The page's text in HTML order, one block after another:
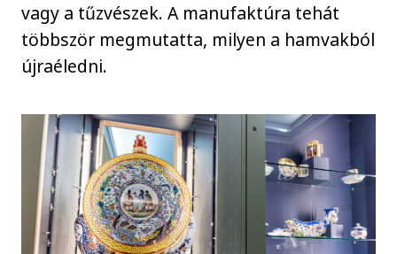
vagy a tűzvészek. A manufaktúra tehát
többször megmutatta, milyen a hamvakból
újraéledni.